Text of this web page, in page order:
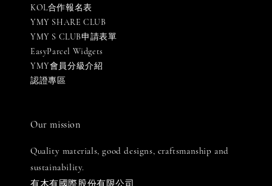
KOL合作報名表
YMY SHARE CLUB
YMY S CLUB申請表單
EasyParcel Widgets
YMY會員分級介紹
認證專區
Our mission
Quality materials, good designs, craftsmanship and
sustainability.
有木有國際股份有限公司